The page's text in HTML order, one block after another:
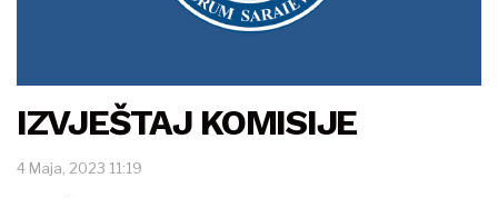
IZVJEŠTAJ KOMISIJE
4 Maja, 2023 11:19